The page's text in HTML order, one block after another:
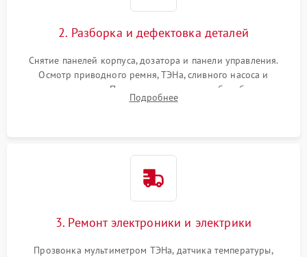
2. Разборка и дефектовка деталей
Снятие панелей корпуса, дозатора и панели управления.
Осмотр приводного ремня, ТЭНа, сливного насоса и
амортизаторов. Проверка подшипников барабана и
крестовины на износ, а манжеты люка на разрывы.
Подробнее
3. Ремонт электроники и электрики
Прозвонка мультиметром ТЭНа, датчика температуры,